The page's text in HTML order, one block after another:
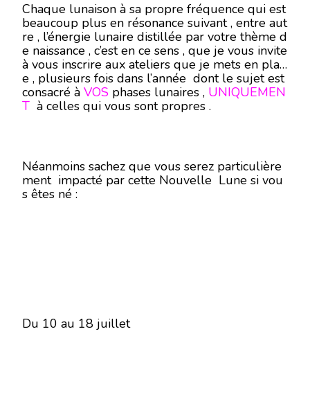
Chaque lunaison à sa propre fréquence qui est
beaucoup plus en résonance suivant , entre aut
re , l’énergie lunaire distillée par votre thème d
e naissance , c’est en ce sens , que je vous invite
à vous inscrire aux ateliers que je mets en plac
e , plusieurs fois dans l’année dont le sujet est
consacré à VOS phases lunaires , UNIQUEMEN
T à celles qui vous sont propres .
Néanmoins sachez que vous serez particulière
ment impacté par cette Nouvelle Lune si vou
s êtes né :
Du 10 au 18 juillet